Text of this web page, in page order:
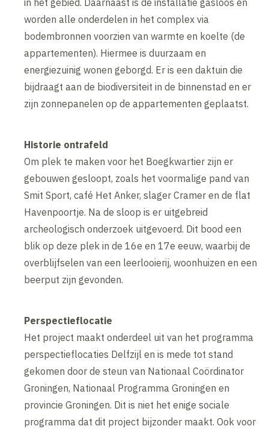
in het gebied. Daarnaast is de installatie gasloos en
worden alle onderdelen in het complex via
bodembronnen voorzien van warmte en koelte (de
appartementen). Hiermee is duurzaam en
energiezuinig wonen geborgd. Er is een daktuin die
bijdraagt aan de biodiversiteit in de binnenstad en er
zijn zonnepanelen op de appartementen geplaatst.
Historie ontrafeld
Om plek te maken voor het Boegkwartier zijn er
gebouwen gesloopt, zoals het voormalige pand van
Smit Sport, café Het Anker, slager Cramer en de flat
Havenpoortje. Na de sloop is er uitgebreid
archeologisch onderzoek uitgevoerd. Dit bood een
blik op deze plek in de 16e en 17e eeuw, waarbij de
overblijfselen van een leerlooierij, woonhuizen en een
beerput zijn gevonden.
Perspectieflocatie
Het project maakt onderdeel uit van het programma
perspectieflocaties Delfzijl en is mede tot stand
gekomen door de steun van Nationaal Coördinator
Groningen, Nationaal Programma Groningen en
provincie Groningen. Dit is niet het enige sociale
programma dat dit project bijzonder maakt. Ook voor